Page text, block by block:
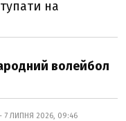
на
волейбол
7 ЛИПНЯ 2026, 09:46